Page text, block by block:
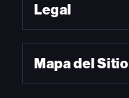
Legal
Mapa del Sitio